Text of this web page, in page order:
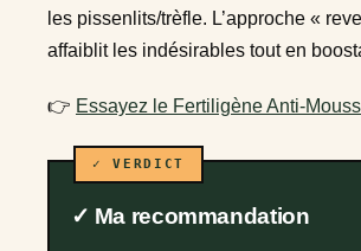
les pissenlits/trèfle. L’approche «
affaiblit les indésirables tout en
👉 Essayez le Fertiligène Anti-
✓ Ma recommandation